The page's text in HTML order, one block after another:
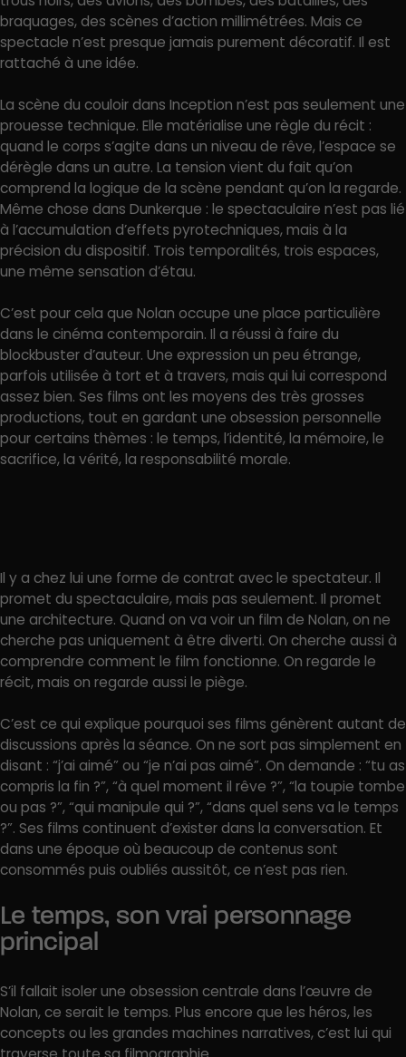
braquages, des scènes d’action millimétrées. Mais ce
spectacle n’est presque jamais purement décoratif. Il est
rattaché à une idée.
La scène du couloir dans Inception n’est pas seulement une
prouesse technique. Elle matérialise une règle du récit :
quand le corps s’agite dans un niveau de rêve, l’espace se
dérègle dans un autre. La tension vient du fait qu’on
comprend la logique de la scène pendant qu’on la regarde.
Même chose dans Dunkerque : le spectaculaire n’est pas lié
à l’accumulation d’effets pyrotechniques, mais à la
précision du dispositif. Trois temporalités, trois espaces,
une même sensation d’étau.
C’est pour cela que Nolan occupe une place particulière
dans le cinéma contemporain. Il a réussi à faire du
blockbuster d’auteur. Une expression un peu étrange,
parfois utilisée à tort et à travers, mais qui lui correspond
assez bien. Ses films ont les moyens des très grosses
productions, tout en gardant une obsession personnelle
pour certains thèmes : le temps, l’identité, la mémoire, le
sacrifice, la vérité, la responsabilité morale.
Il y a chez lui une forme de contrat avec le spectateur. Il
promet du spectaculaire, mais pas seulement. Il promet
une architecture. Quand on va voir un film de Nolan, on ne
cherche pas uniquement à être diverti. On cherche aussi à
comprendre comment le film fonctionne. On regarde le
récit, mais on regarde aussi le piège.
C’est ce qui explique pourquoi ses films génèrent autant de
discussions après la séance. On ne sort pas simplement en
disant : “j’ai aimé” ou “je n’ai pas aimé”. On demande : “tu as
compris la fin ?”, “à quel moment il rêve ?”, “la toupie tombe
ou pas ?”, “qui manipule qui ?”, “dans quel sens va le temps
?”. Ses films continuent d’exister dans la conversation. Et
dans une époque où beaucoup de contenus sont
consommés puis oubliés aussitôt, ce n’est pas rien.
Le temps, son vrai personnage
principal
S’il fallait isoler une obsession centrale dans l’œuvre de
Nolan, ce serait le temps. Plus encore que les héros, les
concepts ou les grandes machines narratives, c’est lui qui